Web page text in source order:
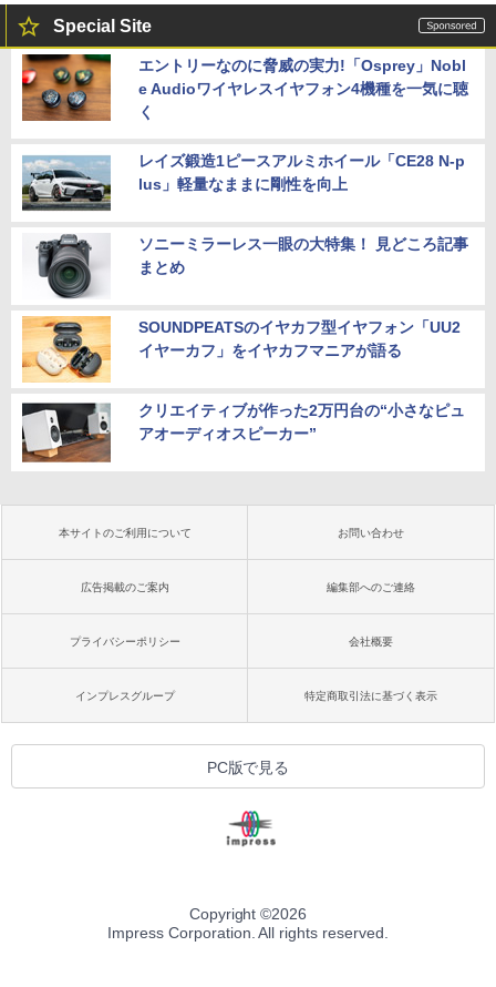
Special Site
エントリーなのに脅威の実力!「Osprey」Nobl
e Audioワイヤレスイヤフォン4機種を一気に聴
く
レイズ鍛造1ピースアルミホイール「CE28 N-p
lus」軽量なままに剛性を向上
ソニーミラーレス一眼の大特集！ 見どころ記事
まとめ
SOUNDPEATSのイヤカフ型イヤフォン「UU2
イヤーカフ」をイヤカフマニアが語る
クリエイティブが作った2万円台の“小さなピュ
アオーディオスピーカー”
本サイトのご利用について お問い合わせ
広告掲載のご案内 編集部へのご連絡
プライバシーポリシー 会社概要
インプレスグループ 特定商取引法に基づく表示
PC版で見る
Copyright ©2026
Impress Corporation. All rights reserved.